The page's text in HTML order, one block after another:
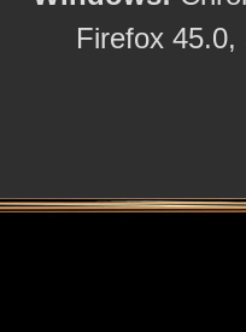
Firefox